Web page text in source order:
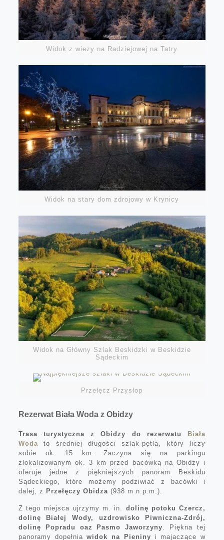
Widok z wieży na Radziejowej na Tatry
Widok na stary dom zdrojowy w Krynicy
Widok na Główny Szlak Beskidzki w Beskidzie
Sądeckim
Przełęcz Przysłop
Rezerwat Biała Woda z Obidzy
Trasa turystyczna z Obidzy do rezerwatu Biała
Woda to średniej długości szlak-pętla, który liczy
sobie ok. 15 km. Zaczyna się na parkingu
zlokalizowanym ok. 3 km przed bacówką na Obidzy i
oferuje jedne z piękniejszych panoram Beskidu
Sądeckiego, które możemy podziwiać z bacówki i
dalej, z Przełęczy Obidza (938 m n.p.m.).
Z tego miejsca ujrzymy m. in. dolinę potoku Czercz,
dolinę Białej Wody, uzdrowisko Piwniczna-Zdrój,
dolinę Popradu oaz Pasmo Jaworzyny . Piękna tej
panoramy dopełniawidok na Pieniny i majaczące w